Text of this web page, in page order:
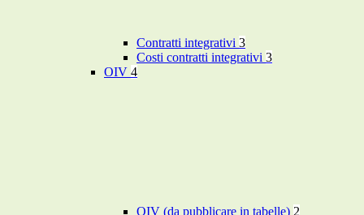
Contratti integrativi 3
Costi contratti integrativi 3
OIV 4
OIV (da pubblicare in tabelle) 2